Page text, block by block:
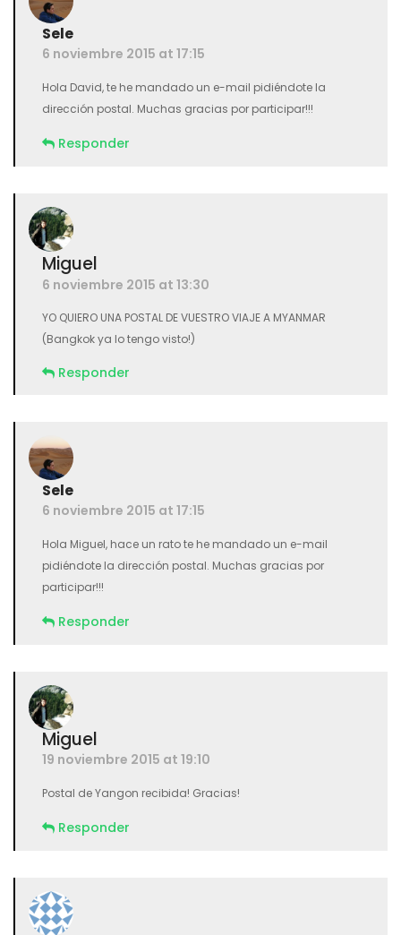
Sele
6 noviembre 2015 at 17:15
Hola David, te he mandado un e-mail pidiéndote la
dirección postal. Muchas gracias por participar!!!
Responder
Miguel
6 noviembre 2015 at 13:30
YO QUIERO UNA POSTAL DE VUESTRO VIAJE A MYANMAR
(Bangkok ya lo tengo visto!)
Responder
Sele
6 noviembre 2015 at 17:15
Hola Miguel, hace un rato te he mandado un e-mail
pidiéndote la dirección postal. Muchas gracias por
participar!!!
Responder
Miguel
19 noviembre 2015 at 19:10
Postal de Yangon recibida! Gracias!
Responder